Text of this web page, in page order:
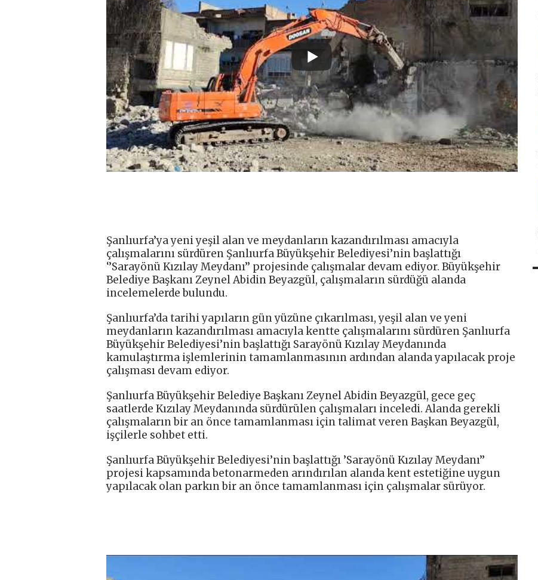
Şanlıurfa’ya yeni yeşil alan ve meydanların kazandırılması amacıyla
çalışmalarını sürdüren Şanlıurfa Büyükşehir Belediyesi’nin başlattığı
‘’Sarayönü Kızılay Meydanı’’ projesinde çalışmalar devam ediyor. Büyükşehir
Belediye Başkanı Zeynel Abidin Beyazgül, çalışmaların sürdüğü alanda
incelemelerde bulundu.
Şanlıurfa’da tarihi yapıların gün yüzüne çıkarılması, yeşil alan ve yeni
meydanların kazandırılması amacıyla kentte çalışmalarını sürdüren Şanlıurfa
Büyükşehir Belediyesi’nin başlattığı Sarayönü Kızılay Meydanında
kamulaştırma işlemlerinin tamamlanmasının ardından alanda yapılacak proje
çalışması devam ediyor.
Şanlıurfa Büyükşehir Belediye Başkanı Zeynel Abidin Beyazgül, gece geç
saatlerde Kızılay Meydanında sürdürülen çalışmaları inceledi. Alanda gerekli
çalışmaların bir an önce tamamlanması için talimat veren Başkan Beyazgül,
işçilerle sohbet etti.
Şanlıurfa Büyükşehir Belediyesi’nin başlattığı ’Sarayönü Kızılay Meydanı’’
projesi kapsamında betonarmeden arındırılan alanda kent estetiğine uygun
yapılacak olan parkın bir an önce tamamlanması için çalışmalar sürüyor.